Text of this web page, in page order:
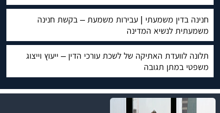
חנינה בדין משמעתי | עבירות משמעת – בקשת חנינה
משמעתית לנשיא המדינה
תלונה לוועדת האתיקה של לשכת עורכי הדין – ייעוץ וייצוג
משפטי במתן תגובה